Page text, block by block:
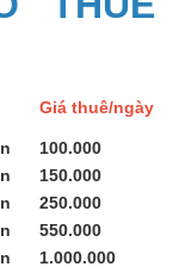
Giá thuê/ngày
100.000
150.000
250.000
550.000
1.000.000